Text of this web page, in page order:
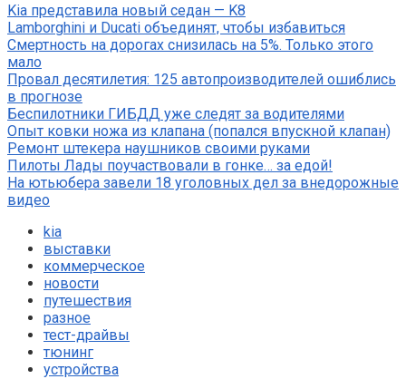
Kia представила новый седан — K8
Lamborghini и Ducati объединят, чтобы избавиться
Смертность на дорогах снизилась на 5%. Только этого
мало
Провал десятилетия: 125 автопроизводителей ошиблись
в прогнозе
Беспилотники ГИБДД уже следят за водителями
Опыт ковки ножа из клапана (попался впускной клапан)
Ремонт штекера наушников своими руками
Пилоты Лады поучаствовали в гонке… за едой!
На ютьюбера завели 18 уголовных дел за внедорожные
видео
kia
выставки
коммерческое
новости
путешествия
разное
тест-драйвы
тюнинг
устройства